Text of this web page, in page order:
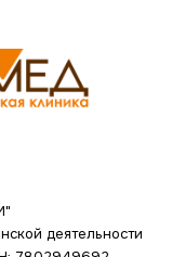
деятельности